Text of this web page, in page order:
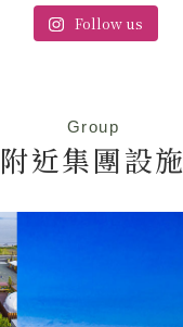
Follow us
Group
附近集團設施